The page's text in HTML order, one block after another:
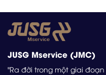
JUSG Mservice (JMC)
"Ra đời trong một giai